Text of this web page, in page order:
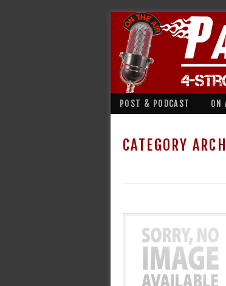
POST & PODCAST ON
CATEGORY